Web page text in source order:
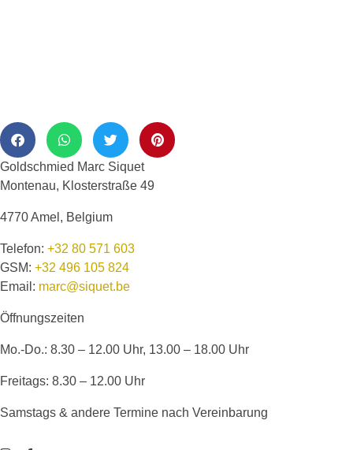
Goldschmied Marc Siquet
Montenau, Klosterstraße 49
4770 Amel, Belgium
Telefon: +32 80 571 603
GSM: +32 496 105 824
Email: marc@siquet.be
Öffnungszeiten
Mo.-Do.: 8.30 – 12.00 Uhr, 13.00 – 18.00 Uhr
Freitags: 8.30 – 12.00 Uhr
Samstags & andere Termine nach Vereinbarung